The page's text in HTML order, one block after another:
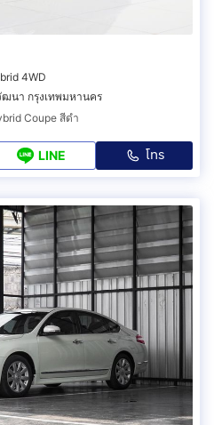
4WD
นา กรุงเทพมหานคร
Coupe สีดำ
LINE โทร